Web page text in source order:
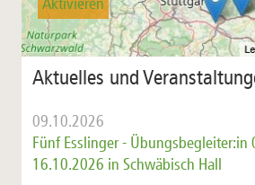
Aktuelles und
09.10.2026
Fünf Esslinger - Übungsbegleiter:in
16.10.2026 in Schwäbisch Hall